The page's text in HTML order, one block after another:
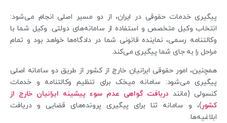
پیگیری خدمات حقوقی در ایران، از دو مسیر اصلی انجام می‌شود:
انتخاب وکیل متخصص و استفاده از سامانه‌های دولتی. وکیل شما با
وکالتنامه رسمی، نماینده قانونی شما در دادگاه‌ها خواهد بود و تمام
مراحل را به جای شما پیگیری می‌کند.
همچنین، امور حقوقی ایرانیان خارج از کشور از طریق دو سامانه اصلی
پیگیری می‌شود: سامانه میخک برای تنظیم وکالتنامه و خدمات
کنسولی (ماننددریافت گواهی عدم سوء پیشینه ایرانیان خارج از
کشور)، و سامانه ثنا برای پیگیری پرونده‌های قضایی و دریافت
ابلاغیه‌ها.